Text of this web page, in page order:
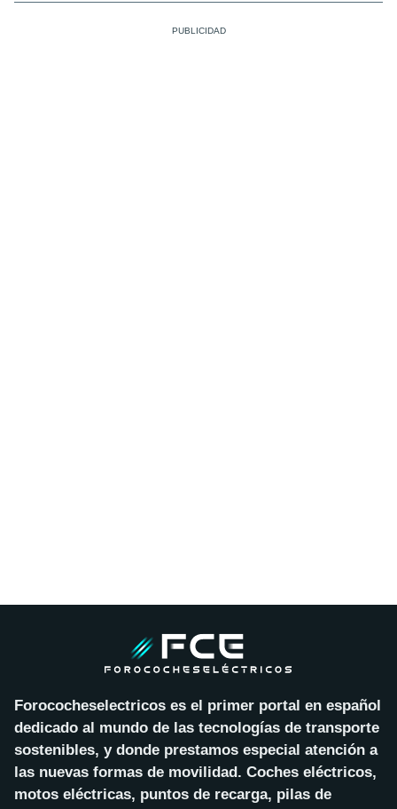
Forococheselectricos es el primer portal en español
dedicado al mundo de las tecnologías de transporte
sostenibles, y donde prestamos especial atención a
las nuevas formas de movilidad. Coches eléctricos,
motos eléctricas, puntos de recarga, pilas de